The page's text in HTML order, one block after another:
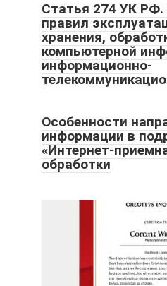
Статья 274 УК
правил
хранения,
компьютерной
информационно-
Особенности
информации в
«Интернет-
обработки